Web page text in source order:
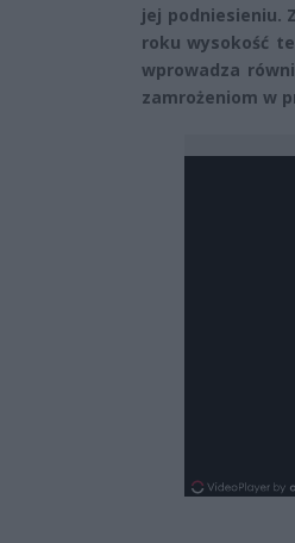
jej podniesieniu.
roku wysokość
wprowadza
zamrożeniom w